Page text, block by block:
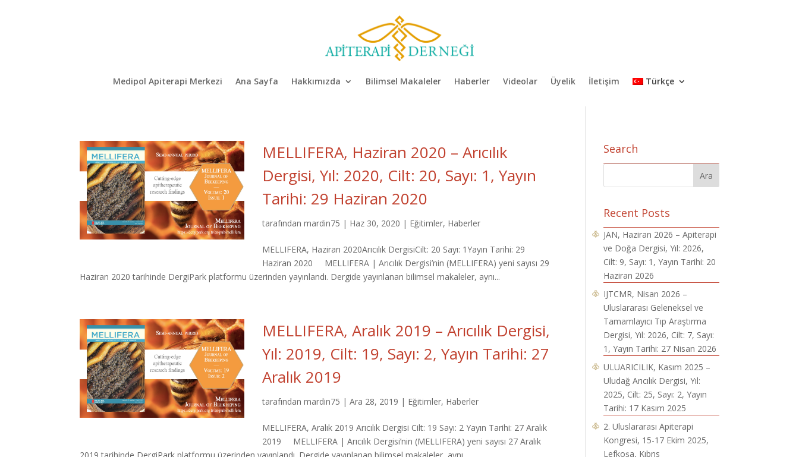
Medipol Apiterapi Merkezi Ana Sayfa Hakkımızda Bilimsel Makaleler Haberler Videolar Üyelik İletişim Türkçe
MELLIFERA, Haziran 2020 – Arıcılık
Dergisi, Yıl: 2020, Cilt: 20, Sayı: 1, Yayın
Tarihi: 29 Haziran 2020
tarafındanmardin75 | Haz 30, 2020 | Eğitimler, Haberler
MELLIFERA, Haziran 2020Arıcılık DergisiCilt: 20 Sayı: 1Yayın Tarihi: 29
Haziran 2020 MELLIFERA | Arıcılık Dergisi’nin (MELLIFERA) yeni sayısı 29
Haziran 2020 tarihinde DergiPark platformu üzerinden yayınlandı. Dergide yayınlanan bilimsel makaleler, aynı...
MELLIFERA, Aralık 2019 – Arıcılık Dergisi,
Yıl: 2019, Cilt: 19, Sayı: 2, Yayın Tarihi: 27
Aralık 2019
tarafındanmardin75 |Ara 28, 2019 | Eğitimler, Haberler
MELLIFERA, Aralık 2019 Arıcılık Dergisi Cilt: 19 Sayı: 2 Yayın Tarihi: 27 Aralık
2019 MELLIFERA | Arıcılık Dergisi’nin (MELLIFERA) yeni sayısı 27 Aralık
Search
Recent Posts
JAN, Haziran 2026 – Apiterapi
ve Doğa Dergisi, Yıl: 2026,
Cilt: 9, Sayı: 1, Yayın Tarihi: 20
Haziran 2026
IJTCMR, Nisan 2026 –
Uluslararası Geleneksel ve
Tamamlayıcı Tıp Araştırma
Dergisi, Yıl: 2026, Cilt: 7, Sayı:
1, Yayın Tarihi: 27 Nisan 2026
ULUARICILIK, Kasım 2025 –
Uludağ Arıcılık Dergisi, Yıl:
2025, Cilt: 25, Sayı: 2, Yayın
Tarihi: 17 Kasım 2025
2. Uluslararası Apiterapi
Kongresi, 15-17 Ekim 2025,
Lefkoşa, Kıbrıs